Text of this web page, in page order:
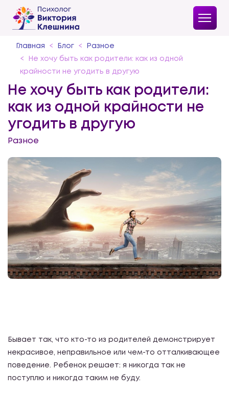
Главная Блог Разное
Не хочу быть как родители: как из одной
крайности не угодить в другую
Не хочу быть как родители:
как из одной крайности не
угодить в другую
Разное
Бывает так, что кто-то из родителей демонстрирует
некрасивое, неправильное или чем-то отталкивающее
поведение. Ребенок решает: я никогда так не
поступлю и никогда таким не буду.